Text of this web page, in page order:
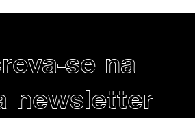
se na
newsletter